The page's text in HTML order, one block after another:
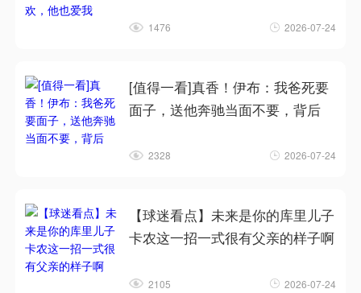
1476 2026-07-24
[值得一看]真香！伊布：我爸死要
面子，送他奔驰当面不要，背后
2328 2026-07-24
【球迷看点】未来是你的库里儿子
卡农这一招一式很有父亲的样子啊
2105 2026-07-24